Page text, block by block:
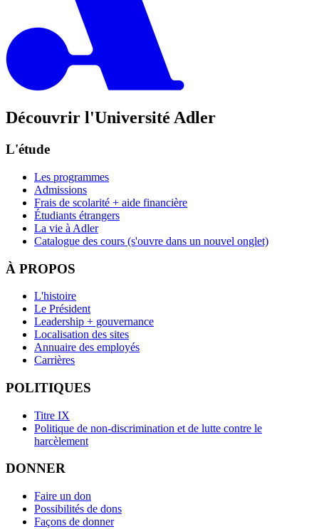
Découvrir l'Université Adler
L'étude
Les programmes
Admissions
Frais de scolarité + aide financière
Étudiants étrangers
La vie à Adler
Catalogue des cours (s'ouvre dans un nouvel onglet)
À PROPOS
L'histoire
Le Président
Leadership + gouvernance
Localisation des sites
Annuaire des employés
Carrières
POLITIQUES
Titre IX
Politique de non-discrimination et de lutte contre le
harcèlement
DONNER
Faire un don
Possibilités de dons
Façons de donner